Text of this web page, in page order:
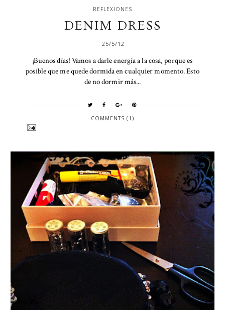
REFLEXIONES
DENIM DRESS
25/5/12
¡Buenos días! Vamos a darle energía a la cosa, porque es
posible que me quede dormida en cualquier momento. Esto
de no dormir más...
COMMENTS (1)